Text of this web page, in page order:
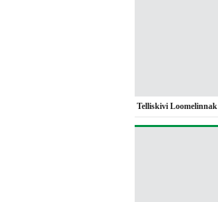
Telliskivi Loomelinnak